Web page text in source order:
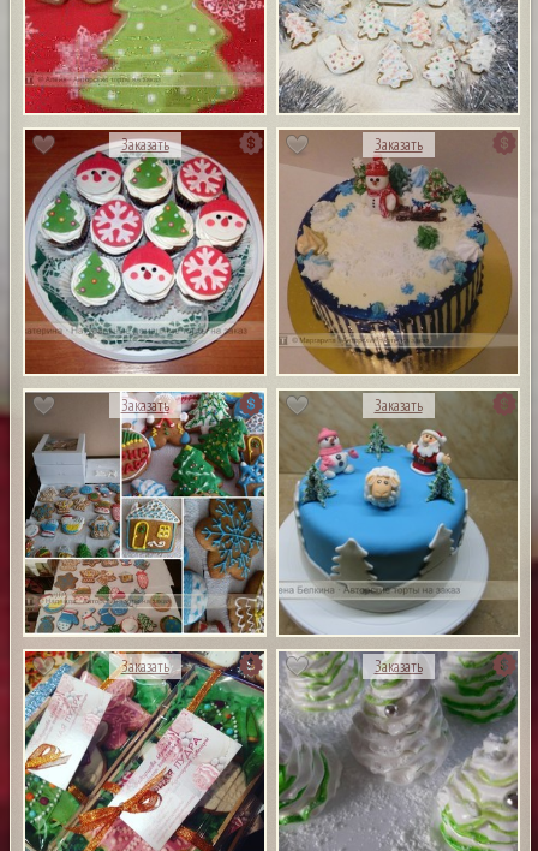
Заказать Заказать
Заказать Заказать
Заказать Заказать